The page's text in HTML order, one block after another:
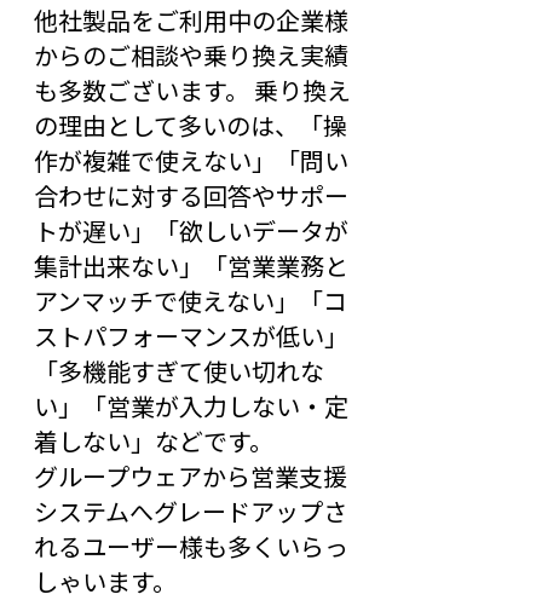
他社製品をご利用中の企業様
からのご相談や乗り換え実績
も多数ございます。 乗り換え
の理由として多いのは、「操
作が複雑で使えない」「問い
合わせに対する回答やサポー
トが遅い」「欲しいデータが
集計出来ない」「営業業務と
アンマッチで使えない」「コ
ストパフォーマンスが低い」
「多機能すぎて使い切れな
い」「営業が入力しない・定
着しない」などです。
グループウェアから営業支援
システムへグレードアップさ
れるユーザー様も多くいらっ
しゃいます。